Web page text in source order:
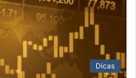
Dicas